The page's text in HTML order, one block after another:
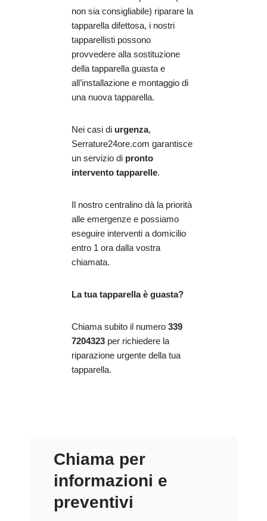
non sia consigliabile) riparare la
tapparella difettosa, i nostri
tapparellisti possono
provvedere alla sostituzione
della tapparella guasta e
all’installazione e montaggio di
una nuova tapparella.
Nei casi di urgenza,
Serrature24ore.com garantisce
un servizio di pronto
intervento tapparelle.
Il nostro centralino dà la priorità
alle emergenze e possiamo
eseguire interventi a domicilio
entro 1 ora dalla vostra
chiamata.
La tua tapparella è guasta?
Chiama subito il numero 339
7204323 per richiedere la
riparazione urgente della tua
tapparella.
Chiama per
informazioni e
preventivi